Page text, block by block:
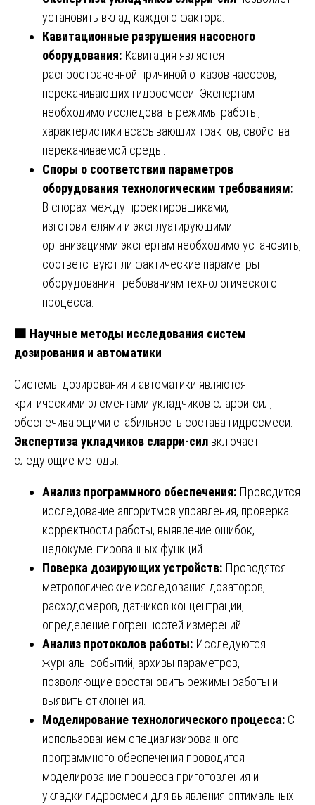
установить вклад каждого фактора.
Кавитационные разрушения насосного
оборудования: Кавитация является
распространенной причиной отказов насосов,
перекачивающих гидросмеси. Экспертам
необходимо исследовать режимы работы,
характеристики всасывающих трактов, свойства
перекачиваемой среды.
Споры о соответствии параметров
оборудования технологическим требованиям:
В спорах между проектировщиками,
изготовителями и эксплуатирующими
организациями экспертам необходимо установить,
соответствуют ли фактические параметры
оборудования требованиям технологического
процесса.
🟧 Научные методы исследования систем
дозирования и автоматики
Системы дозирования и автоматики являются
критическими элементами укладчиков сларри-сил,
обеспечивающими стабильность состава гидросмеси.
Экспертиза укладчиков сларри-сил включает
следующие методы:
Анализ программного обеспечения: Проводится
исследование алгоритмов управления, проверка
корректности работы, выявление ошибок,
недокументированных функций.
Поверка дозирующих устройств: Проводятся
метрологические исследования дозаторов,
расходомеров, датчиков концентрации,
определение погрешностей измерений.
Анализ протоколов работы: Исследуются
журналы событий, архивы параметров,
позволяющие восстановить режимы работы и
выявить отклонения.
Моделирование технологического процесса: С
использованием специализированного
программного обеспечения проводится
моделирование процесса приготовления и
укладки гидросмеси для выявления оптимальных